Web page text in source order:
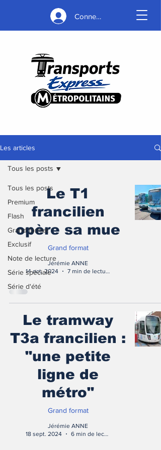
Connexion
Les articles
Tous les posts
Premium
Flash
Grand format
Exclusif
Note de lecture
Série spéciale
Série d'été
Tous les posts
Le T1
francilien
opère sa mue
Grand format
Jérémie ANNE
14 oct. 2024
7 min de lecture
Le tramway
T3a francilien :
"une petite
ligne de
métro"
Grand format
Jérémie ANNE
18 sept. 2024
6 min de lecture